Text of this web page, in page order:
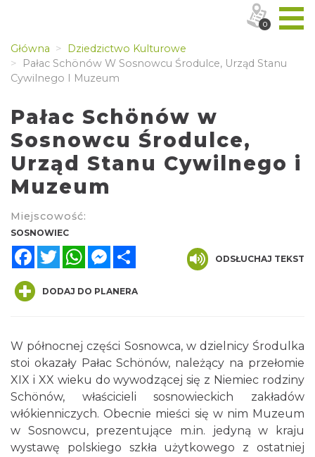
Główna
Dziedzictwo Kulturowe
Pałac Schönów W Sosnowcu Środulce, Urząd Stanu
Cywilnego I Muzeum
Pałac Schönów w
Sosnowcu Środulce,
Urząd Stanu Cywilnego i
Muzeum
Miejscowość:
SOSNOWIEC
FacebookTwitterWhatsAppMessenger
ODSŁUCHAJ TEKST
DODAJ DO PLANERA
W północnej części Sosnowca, w dzielnicy Środulka
stoi okazały Pałac Schönów, należący na przełomie
XIX i XX wieku do wywodzącej się z Niemiec rodziny
Schönów, właścicieli sosnowieckich zakładów
włókienniczych. Obecnie mieści się w nim Muzeum
w Sosnowcu, prezentujące m.in. jedyną w kraju
wystawę polskiego szkła użytkowego z ostatniej
0